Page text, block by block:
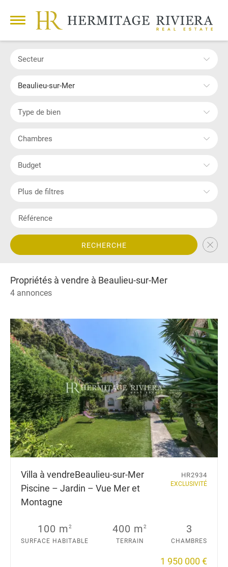
Secteur
Beaulieu-sur-Mer
Type de bien
Chambres
Budget
Plus de filtres
RECHERCHE
Propriétés à vendre à Beaulieu-sur-Mer
4 annonces
Villa à vendreBeaulieu-sur-Mer
Piscine – Jardin – Vue Mer et
Montagne
HR2934
EXCLUSIVITÉ
100 m2
SURFACE HABITABLE
400 m2
TERRAIN
3
CHAMBRES
1 950 000 €